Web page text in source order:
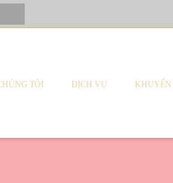
TÔI DỊCH VỤ KHUYẾN